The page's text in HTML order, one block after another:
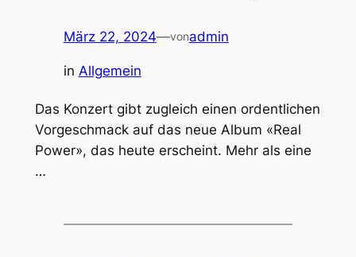
März 22, 2024—vonadmin
in Allgemein
Das Konzert gibt zugleich einen ordentlichen
Vorgeschmack auf das neue Album «Real
Power», das heute erscheint. Mehr als eine
…